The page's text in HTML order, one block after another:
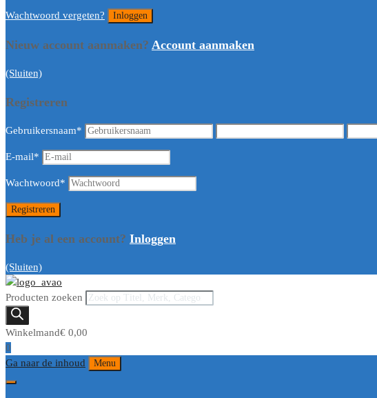
Wachtwoord vergeten?
Nieuw account aanmaken? Account aanmaken
(Sluiten)
Registreren
Gebruikersnaam*
E-mail*
Wachtwoord*
Heb je al een account? Inloggen
(Sluiten)
Producten zoeken
Winkelmand€ 0,00
0
Ga naar de inhoud
Menu